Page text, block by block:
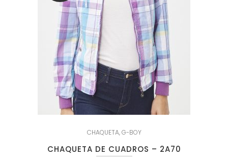
CHAQUETA,G-BOY
CHAQUETA DE CUADROS – 2A70